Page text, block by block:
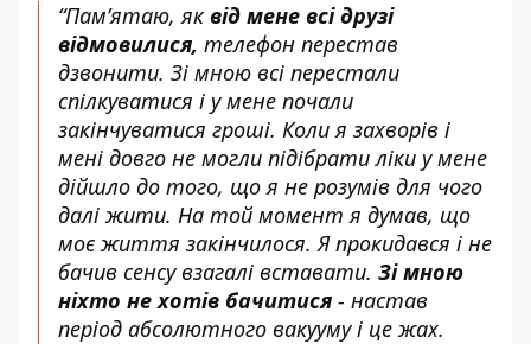
“Пам’ятаю, яквід мене всі друзі
відмовилися, телефон перестав
дзвонити. Зі мною всі перестали
спілкуватися і у мене почали
закінчуватися гроші. Коли я захворів і
мені довго не могли підібрати ліки у мене
дійшло до того, що я не розумів для чого
далі жити. На той момент я думав, що
моє життя закінчилося. Я прокидався і не
бачив сенсу взагалі вставати. Зі мною
ніхто не хотів бачитися - настав
період абсолютного вакууму і це жах.